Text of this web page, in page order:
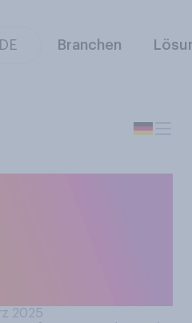
DE Branchen
2025